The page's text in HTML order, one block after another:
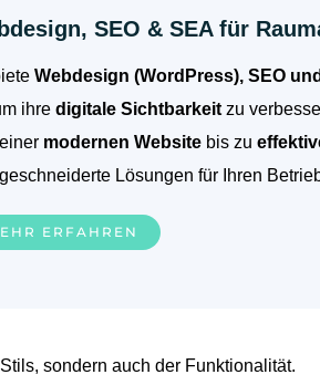
SEO & SEA für
Webdesign (WordPress), SEO
ihre digitale Sichtbarkeitzu
modernen Websitebis zu
Lösungen für Ihren
ERFAHREN
sondern auch der Funktionalität.